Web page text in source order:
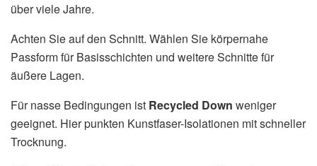
über viele Jahre.
Achten Sie auf den Schnitt. Wählen Sie körpernahe
Passform für Basisschichten und weitere Schnitte für
äußere Lagen.
Für nasse Bedingungen ist Recycled Down weniger
geeignet. Hier punkten Kunstfaser-Isolationen mit schneller
Trocknung.